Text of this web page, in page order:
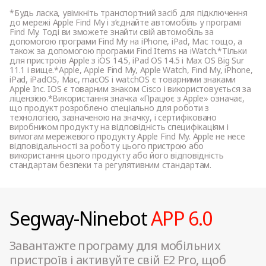
*Будь ласка, увімкніть транспортний засіб для підключення
до мережі Apple Find My і з’єднайте автомобіль у програмі
Find My. Тоді ви зможете знайти свій автомобіль за
допомогою програми Find My на iPhone, iPad, Mac тощо, а
також за допомогою програми Find Items на iWatch.*Тільки
для пристроїв Apple з iOS 14.5, iPad OS 14.5 і Max OS Big Sur
11.1 і вище.*Apple, Apple Find My, Apple Watch, Find My, iPhone,
iPad, iPadOS, Mac, macOS і watchOS є товарними знаками
Apple Inc. IOS є товарним знаком Cisco і використовується за
ліцензією.*Використання значка «Працює з Apple» означає,
що продукт розроблено спеціально для роботи з
технологією, зазначеною на значку, і сертифіковано
виробником продукту на відповідність специфікаціям і
вимогам мережевого продукту Apple Find My. Apple не несе
відповідальності за роботу цього пристрою або
використання цього продукту або його відповідність
стандартам безпеки та регулятивним стандартам.
Segway-NinebotAPP 6.0
Завантажте програму для мобільних
пристроїв і активуйте свій E2 Pro, щоб
Настроюваний режим Sport (Спорт)
Ні
Круїз контроль
Ні
Клаксон
прес-дзвоник
Так (передні, задні та бічні відбивачі світла E-
MARK)